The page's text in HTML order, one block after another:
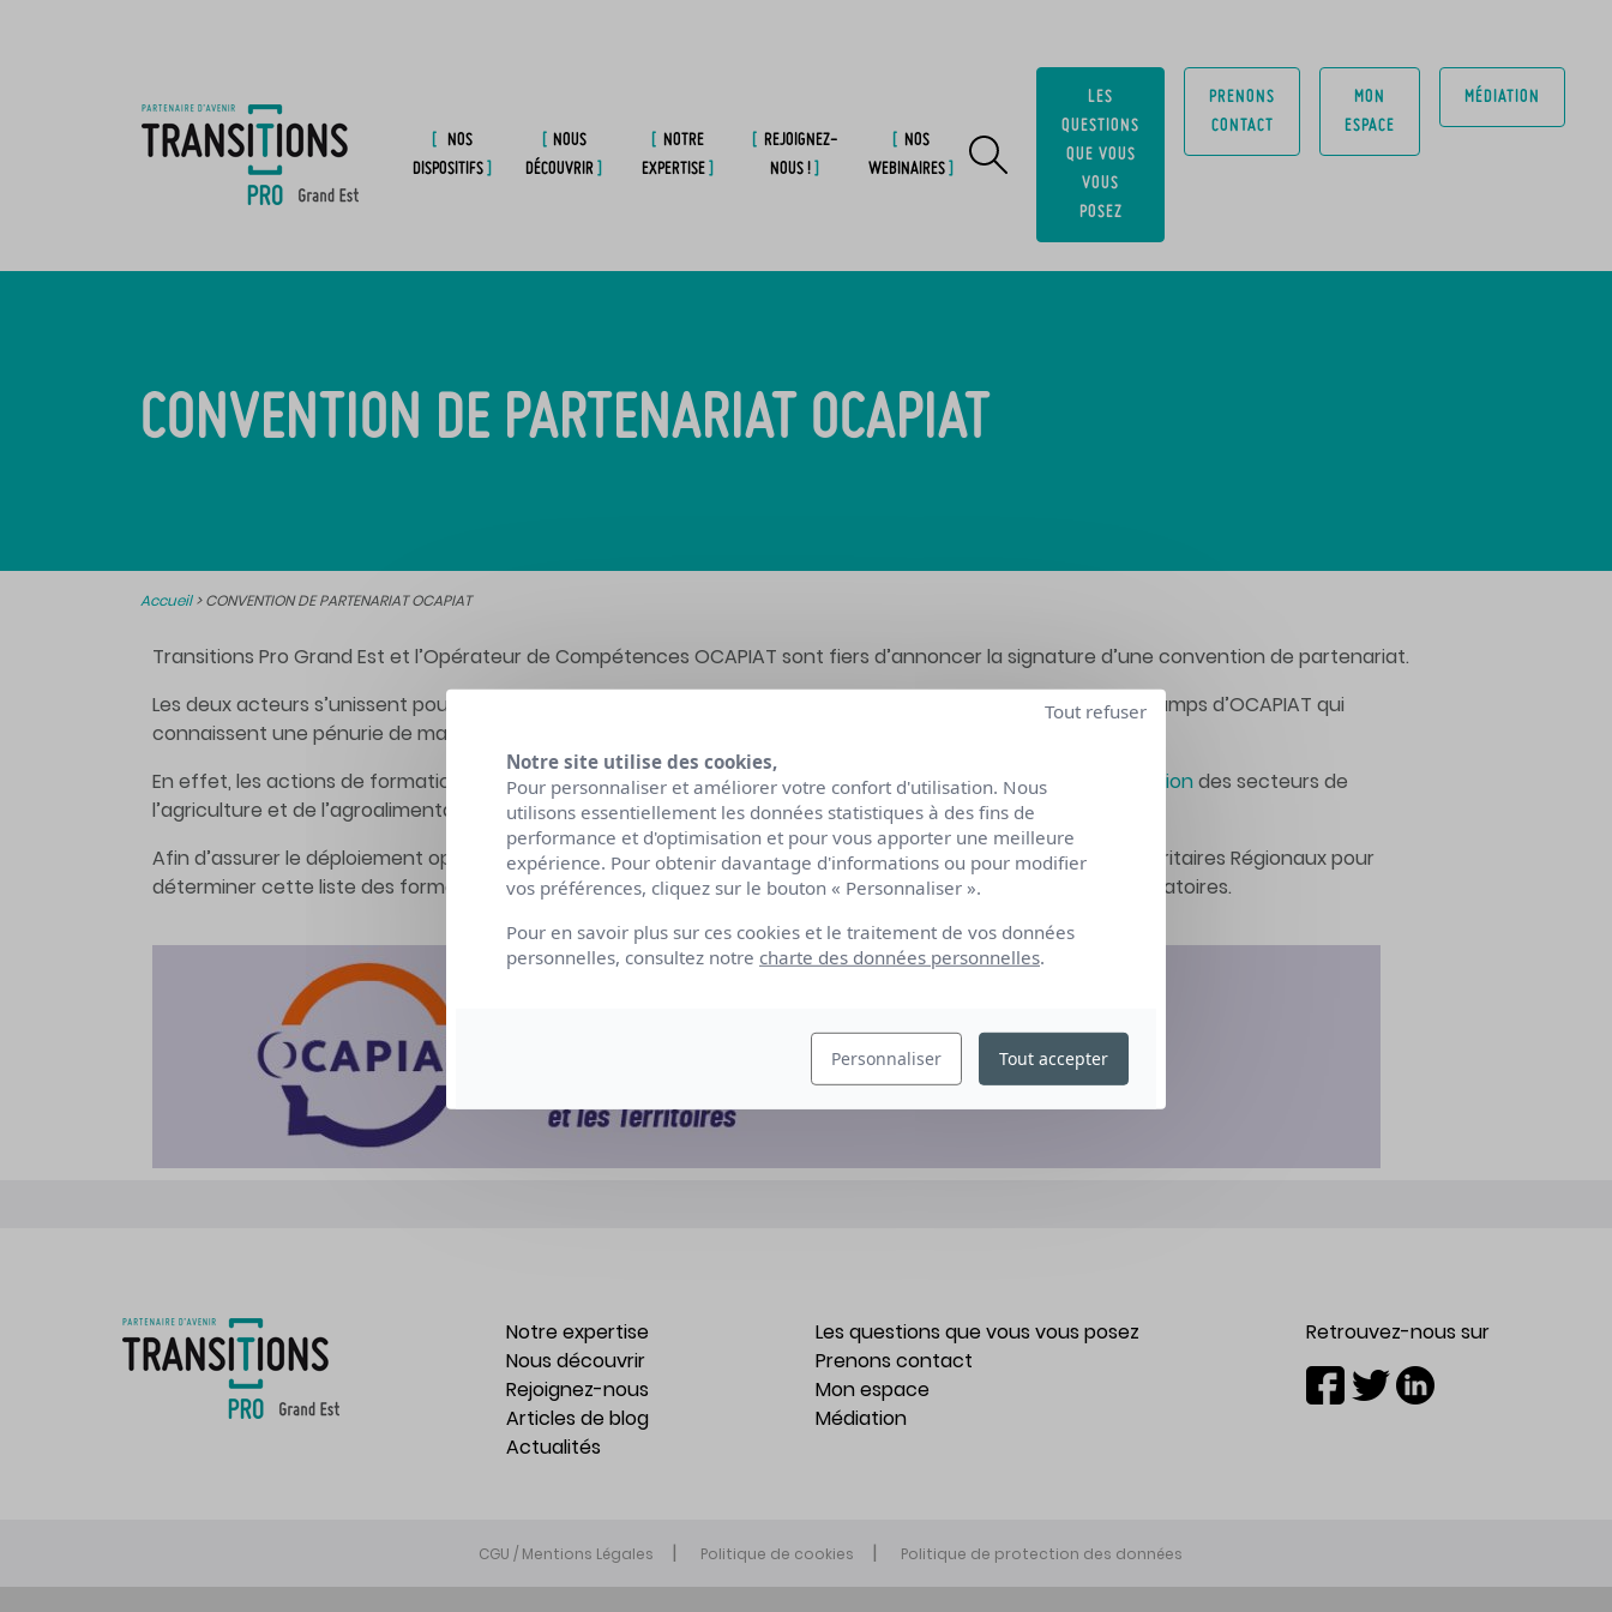
NOS
DISPOSITIFS
NOUS
DÉCOUVRIR
NOTRE
EXPERTISE
REJOIGNEZ-
NOUS !
NOS
WEBINAIRES
LES
QUESTIONS
QUE VOUS
VOUS
POSEZ
PRENONS
CONTACT
MON
ESPACE
MÉDIATION
CONVENTION DE PARTENARIAT OCAPIAT
Accueil>CONVENTION DE PARTENARIAT OCAPIAT
Transitions Pro Grand Est et l’Opérateur de Compétences OCAPIAT sont fiers d’annoncer la signature d’une convention de partenariat.
Les deux acteurs s’unissent pour favoriser les transitions professionnelles vers les métiers couverts par le champs d’OCAPIAT qui
connaissent une pénurie de main d’œuvre dans la région Grand Est.
En effet, les actions de formation qui seront co-financées offriront des débouchés dans desmétiers en tensiondes secteurs de
l’agriculture et de l’agroalimentaire.
Afin d’assurer le déploiement opérationnel de cette convention, OCAPIAT a souhaité associer les Comités Paritaires Régionaux pour
déterminer cette liste des formations certifiantes prioritaires sur la base notamment des travaux des observatoires.
Notre expertise
Nous découvrir
Rejoignez-nous
Articles de blog
Actualités
Les questions que vous vous posez
Prenons contact
Mon espace
Médiation
Retrouvez-nous sur
CGU / Mentions Légales Politique de cookies Politique de protection des données
Notre site utilise des cookies,
Pour personnaliser et améliorer votre confort d'utilisation. Nous
utilisons essentiellement les données statistiques à des fins de
performance et d'optimisation et pour vous apporter une meilleure
expérience. Pour obtenir davantage d'informations ou pour modifier
vos préférences, cliquez sur le bouton « Personnaliser ».
Pour en savoir plus sur ces cookies et le traitement de vos données
personnelles, consultez notre charte des données personnelles.
Personnaliser
Tout refuser
Tout accepter